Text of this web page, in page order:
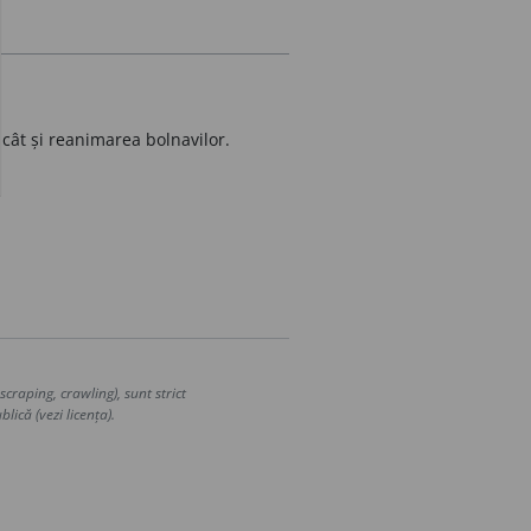
și reanimarea bolnavilor.
crawling), sunt strict
(vezi licența).